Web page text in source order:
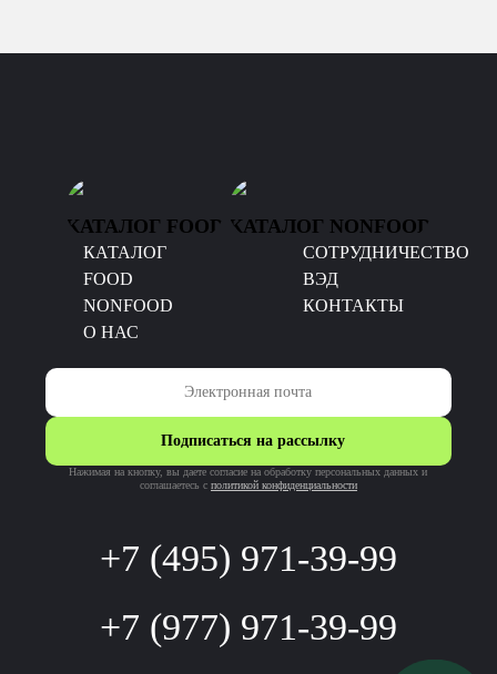
КАТАЛОГ FOOD КАТАЛОГ NONFOOD
КАТАЛОГ
CОТРУДНИЧЕСТВО
FOOD
ВЭД
NONFOOD
КОНТАКТЫ
О НАС
+7 (495) 971-39-99
+7 (977) 971-39-99
Подписаться на рассылку
Нажимая на кнопку, вы даете согласие на обработку персональных данных и
соглашаетесь c политикой конфиденциальности